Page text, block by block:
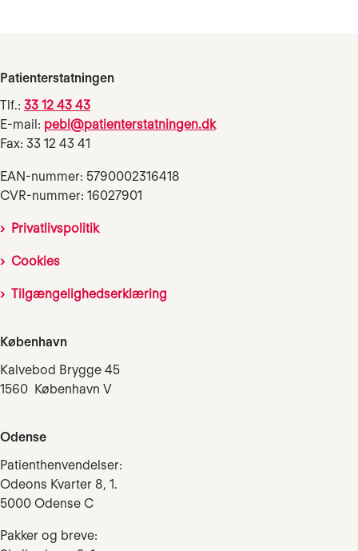
Patienterstatningen
Tlf.: 33 12 43 43
E-mail: pebl@patienterstatningen.dk
Fax: 33 12 43 41
EAN-nummer: 5790002316418
CVR-nummer: 16027901
Privatlivspolitik
Cookies
Tilgængelighedserklæring
København
Kalvebod Brygge 45
1560 København V
Odense
Patienthenvendelser:
Odeons Kvarter 8, 1.
5000 Odense C
Pakker og breve: